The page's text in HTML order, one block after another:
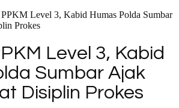
PPKM Level 3, Kabid Humas Polda Sumbar
Prokes
Level 3, Kabid
Sumbar Ajak
Disiplin Prokes